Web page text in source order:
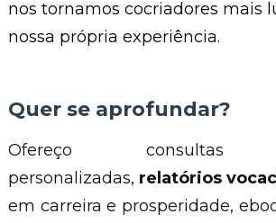
nos tornamos cocriadores mais
nossa própria experiência.
Quer se aprofundar?
Ofereço consultas
personalizadas, relatórios
em carreira e prosperidade,